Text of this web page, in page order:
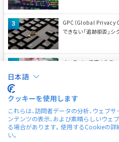
GPC（Global Privacy
できない「追跡拒否」
オンライン接客の失敗
ライブ配信中、ツール
信コンソール』による
日本語
クッキーを使用します
これらは、訪問者データの分析、ウェブ
ンテンツの表示、および素晴らしいウ
る場合があります。使用するCookieの詳
い。